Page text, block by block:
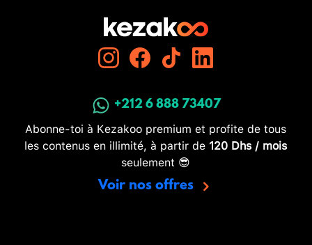
+212 6 888 73407
Abonne-toi à Kezakoo premium et profite de tous
les contenus en illimité, à partir de 120 Dhs / mois
seulement 😎
Voir nos offres